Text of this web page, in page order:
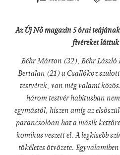
Az Új Nő magazin 5 órai
fivéreket láttuk
Béhr Márton (32), Béhr László
Bertalan (21) a Csallóköz
testvérek, van még valami
három testvér habitusban
egymástól, hiszen amíg az
parancsolóan hat a másik
komikus veszett el. A legkisebb
tökéletes ötvözete.